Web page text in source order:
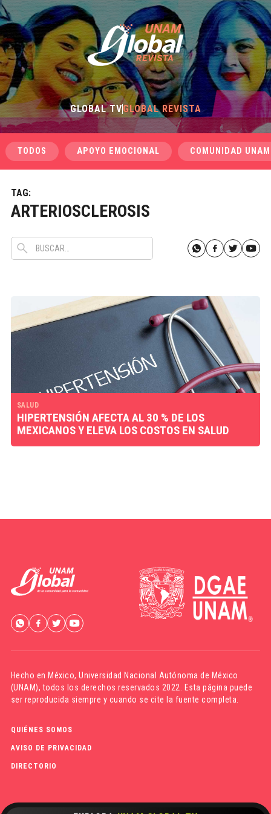
GLOBAL TVGLOBAL REVISTA
TODOS APOYO EMOCIONAL COMUNIDAD UNAM
TAG:
ARTERIOSCLEROSIS
SALUD
HIPERTENSIÓN AFECTA AL 30 % DE LOS
MEXICANOS Y ELEVA LOS COSTOS EN SALUD
Hecho en México,Universidad Nacional Autónoma de México
(UNAM), todos los derechos reservados 2022. Esta página puede
ser reproducida siempre y cuando se cite la fuente completa.
QUIÉNES SOMOS
AVISO DE PRIVACIDAD
DIRECTORIO